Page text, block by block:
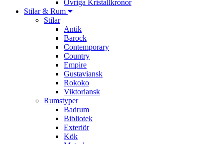
Övriga Kristallkronor
Stilar & Rum
Stilar
Antik
Barock
Contemporary
Country
Empire
Gustaviansk
Rokoko
Viktoriansk
Rumstyper
Badrum
Bibliotek
Exteriör
Kök